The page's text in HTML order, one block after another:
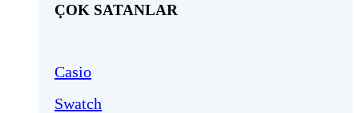
ÇOK SATANLAR
Casio
Swatch